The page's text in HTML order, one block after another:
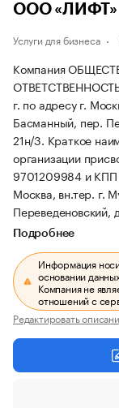
ООО «ЛИФТ»
Услуги для бизнеса
Компания
г. по адресу г.
Басманный, пер.
21н/3. Краткое
организации
9701209984 и КПП
Москва, вн.тер. г.
Переведеновский,
Подробнее
Информация
основании
Компания не
отношений с
Редактировать